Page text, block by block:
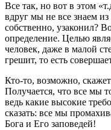
Все так, но вот в этом
вдруг мы не все знаем из
собственно, узаконил?
определение. Целью
человек, даже в малой
грешит, то есть
Кто-то, возможно,
Получается, что все мы
ведь какие высокие
сказать: все мы
Бога и Его заповедей!